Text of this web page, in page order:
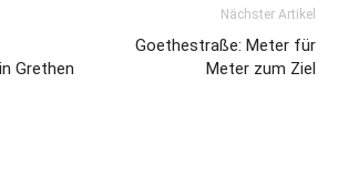
Grethen
Nächster Artikel
Goethestraße: Meter für
Meter zum Ziel